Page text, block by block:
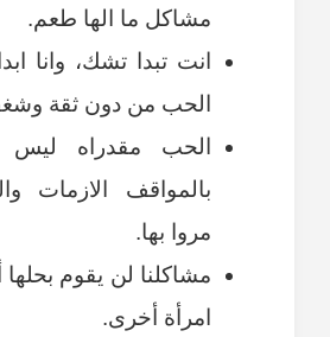
مشاكل ما الها طعم.
انت تبدا تشك، وانا
الحب من دون ثقة
الحب مقدراه ليس
بالمواقف الازمات
مروا بها.
مشاكلنا لن يقوم
امرأة أخرى.